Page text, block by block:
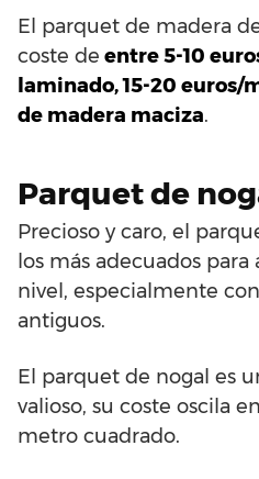
El parquet de madera
coste de entre 5-10
laminado, 15-20 euros/
de madera maciza.
Parquet de
Precioso y caro, el
los más adecuados
nivel, especialmente
antiguos.
El parquet de nogal es
valioso, su coste oscila
metro cuadrado.